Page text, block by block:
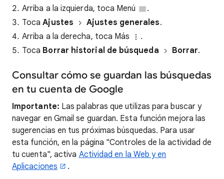
Arriba a la izquierda, toca Menú
.
TocaAjustes Ajustes generales.
Arriba a la derecha, toca Más
.
Toca Borrar historial de búsqueda Borrar.
Consultar cómo se guardan las búsquedas
en tu cuenta de Google
Importante: Las palabras que utilizas para buscar y
navegar en Gmail se guardan. Esta función mejora las
sugerencias en tus próximas búsquedas. Para usar
esta función, en la página "Controles de la actividad de
tu cuenta", activa Actividad en la Web y en
Aplicaciones
.